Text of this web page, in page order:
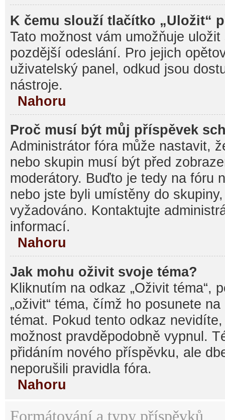
K čemu slouží tlačítko „Uložit“
Tato možnost vám umožňuje
pozdější odeslání. Pro jejich
uživatelský panel, odkud jsou
nástroje.
Nahoru
Proč musí být můj příspěvek
Administrátor fóra může nastavit,
nebo skupin musí být před
moderátory. Buďto je tedy na fóru
nebo jste byli umístěny do
vyžadováno. Kontaktujte
informací.
Nahoru
Jak mohu oživit svoje téma?
Kliknutím na odkaz „Oživit téma“,
„oživit“ téma, čímž ho posunete
témat. Pokud tento odkaz
možnost pravděpodobně vypnul.
přidáním nového příspěvku, ale
neporušili pravidla fóra.
Nahoru
Formátování a typy příspěvků